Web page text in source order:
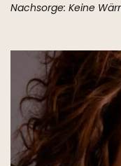
Nachsorge: Keine